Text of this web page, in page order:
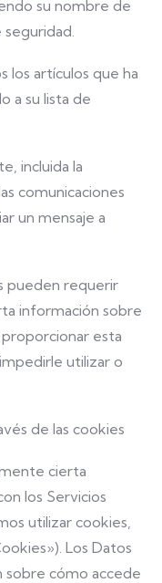
su nombre de
los artículos que ha
a su lista de
incluida la
comunicaciones
un mensaje a
pueden requerir
información sobre
esta
utilizar o
de las cookies
cierta
los Servicios
utilizar cookies,
Los Datos
sobre cómo accede